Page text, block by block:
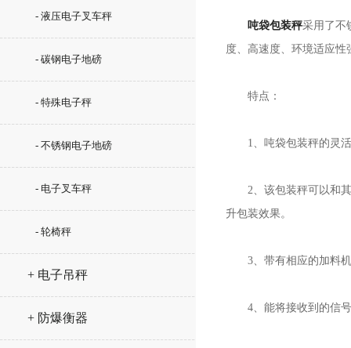
- 液压电子叉车秤
- 碳钢电子地磅
- 特殊电子秤
- 不锈钢电子地磅
- 电子叉车秤
- 轮椅秤
+ 电子吊秤
+ 防爆衡器
吨袋包装秤采用了不
度、高速度、环境适应
特点：
1、吨袋包装秤的灵活
2、该包装秤可以和其
升包装效果。
3、带有相应的加料机
4、能将接收到的信号